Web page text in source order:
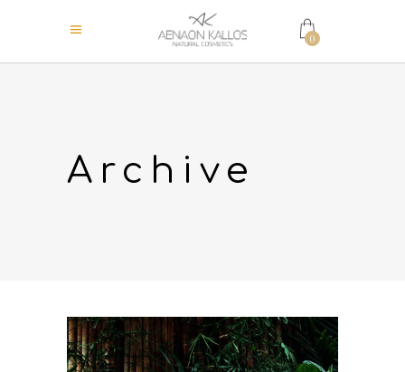
0
Archive